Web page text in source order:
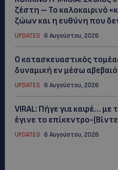
ζέστη – Το καλοκαιρινό
ζώων και η ευθύνη που
UPDATES 6 Αυγούστου, 2026
Ο κατασκευαστικός
δυναμική εν μέσω
UPDATES 6 Αυγούστου, 2026
VIRAL: Πήγε για καφέ… με
έγινε το επίκεντρο-
UPDATES 6 Αυγούστου, 2026